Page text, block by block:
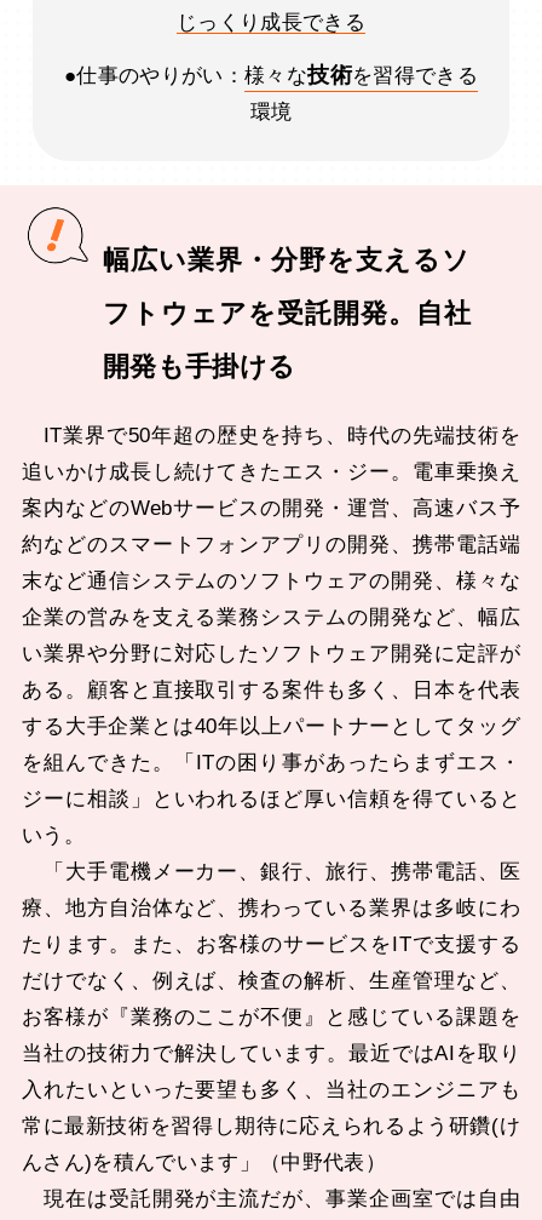
じっくり成長できる
●仕事のやりがい：様々な技術を習得できる
環境
幅広い業界・分野を支えるソ
フトウェアを受託開発。自社
開発も手掛ける
IT業界で50年超の歴史を持ち、時代の先端技術を
追いかけ成長し続けてきたエス・ジー。電車乗換え
案内などのWebサービスの開発・運営、高速バス予
約などのスマートフォンアプリの開発、携帯電話端
末など通信システムのソフトウェアの開発、様々な
企業の営みを支える業務システムの開発など、幅広
い業界や分野に対応したソフトウェア開発に定評が
ある。顧客と直接取引する案件も多く、日本を代表
する大手企業とは40年以上パートナーとしてタッグ
を組んできた。「ITの困り事があったらまずエス・
ジーに相談」といわれるほど厚い信頼を得ていると
いう。
「大手電機メーカー、銀行、旅行、携帯電話、医
療、地方自治体など、携わっている業界は多岐にわ
たります。また、お客様のサービスをITで支援する
だけでなく、例えば、検査の解析、生産管理など、
お客様が『業務のここが不便』と感じている課題を
当社の技術力で解決しています。最近ではAIを取り
入れたいといった要望も多く、当社のエンジニアも
常に最新技術を習得し期待に応えられるよう研鑽(け
んさん)を積んでいます」（中野代表）
現在は受託開発が主流だが、事業企画室では自由